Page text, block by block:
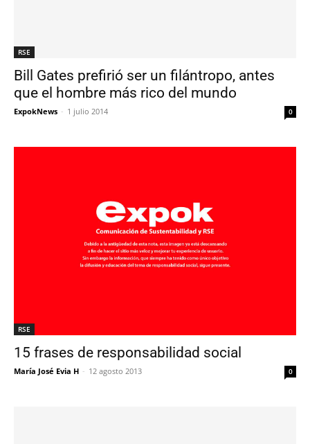
RSE
Bill Gates prefirió ser un filántropo, antes
que el hombre más rico del mundo
ExpokNews - 1 julio 2014 0
RSE
15 frases de responsabilidad social
María José Evia H - 12 agosto 2013 0